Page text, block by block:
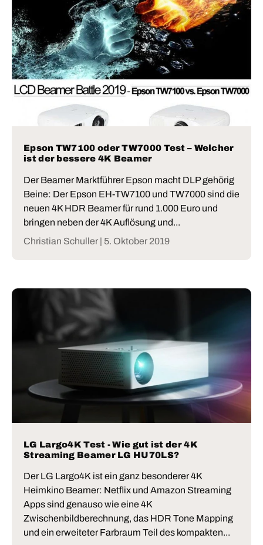
Epson TW7100 oder TW7000 Test – Welcher
ist der bessere 4K Beamer
Der Beamer Marktführer Epson macht DLP gehörig
Beine: Der Epson EH-TW7100 und TW7000 sind die
neuen 4K HDR Beamer für rund 1.000 Euro und
bringen neben der 4K Auflösung und...
Christian Schuller | 5. Oktober 2019
LG Largo4K Test - Wie gut ist der 4K
Streaming Beamer LG HU70LS?
Der LG Largo4K ist ein ganz besonderer 4K
Heimkino Beamer: Netflix und Amazon Streaming
Apps sind genauso wie eine 4K
Zwischenbildberechnung, das HDR Tone Mapping
und ein erweiteter Farbraum Teil des kompakten...